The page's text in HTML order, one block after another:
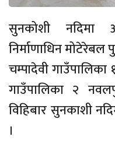
सुनकोशी नदिमा
निर्माणाधिन
चम्पादेवी
गाउँपालिका २
विहिबार सुनकाशी
।